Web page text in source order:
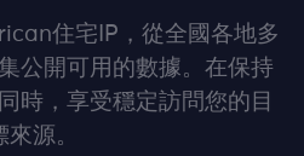
住宅IP，從全國各地多
公開可用的數據。在保持
時，享受穩定訪問您的目
來源。